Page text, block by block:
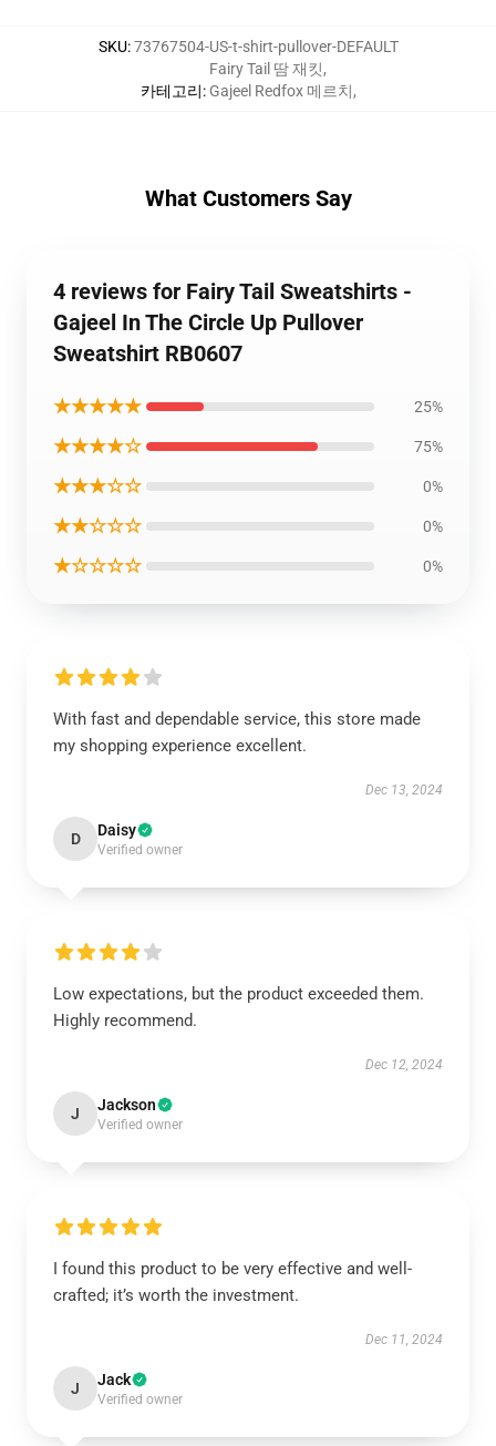
SKU:73767504-US-t-shirt-pullover-DEFAULT
카테고리:
Fairy Tail 땀 재킷,
Gajeel Redfox 메르치,
What Customers Say
4 reviews for Fairy Tail Sweatshirts -
Gajeel In The Circle Up Pullover
Sweatshirt RB0607
★★★★★ 25%
★★★★☆ 75%
★★★☆☆ 0%
★★☆☆☆ 0%
★☆☆☆☆ 0%
With fast and dependable service, this store made
my shopping experience excellent.
Dec 13, 2024
D Daisy
Verified owner
Low expectations, but the product exceeded them.
Highly recommend.
Dec 12, 2024
J Jackson
Verified owner
I found this product to be very effective and well-
crafted; it’s worth the investment.
Dec 11, 2024
J Jack
Verified owner